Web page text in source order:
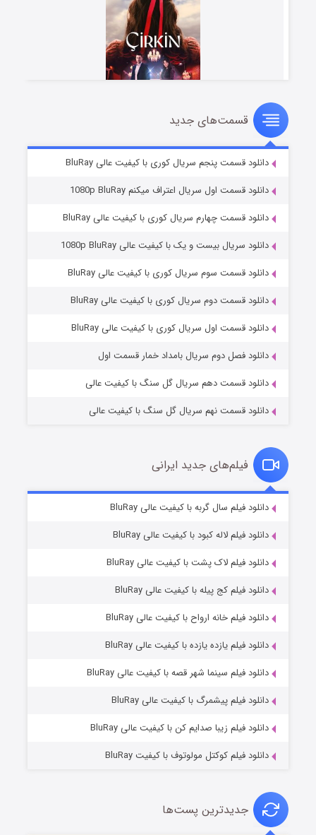
سریال زشت
قسمت۲ (زیرنویس) منتشر شد
مردگان متحرک: شهر مرده ۳
قسمت۲ (زیرنویس) منتشر شد
قسمت۷ (زیرنویس) منتشر شد
قسمت‌های جدید
دانلود قسمت پنجم سریال کوری با کیفیت عالی BluRay
دانلود قسمت اول سریال اعتراف میکنم 1080p BluRay
دانلود قسمت چهارم سریال کوری با کیفیت عالی BluRay
دانلود سریال بیست و یک با کیفیت عالی 1080p BluRay
دانلود قسمت سوم سریال کوری با کیفیت عالی BluRay
دانلود قسمت دوم سریال کوری با کیفیت عالی BluRay
دانلود قسمت اول سریال کوری با کیفیت عالی BluRay
دانلود فصل دوم سریال بامداد خمار قسمت اول
دانلود قسمت دهم سریال گل سنگ با کیفیت عالی
دانلود قسمت نهم سریال گل سنگ با کیفیت عالی
فیلم‌های جدید ایرانی
دانلود فیلم سال گربه با کیفیت عالی BluRay
دانلود فیلم لاله کبود با کیفیت عالی BluRay
دانلود فیلم لاک پشت با کیفیت عالی BluRay
دانلود فیلم کج‌ پیله با کیفیت عالی BluRay
دانلود فیلم خانه ارواح با کیفیت عالی BluRay
دانلود فیلم یازده یازده با کیفیت عالی BluRay
دانلود فیلم سینما شهر قصه با کیفیت عالی BluRay
دانلود فیلم پیشمرگ با کیفیت عالی BluRay
دانلود فیلم زیبا صدایم کن با کیفیت عالی BluRay
دانلود فیلم کوکتل مولوتوف با کیفیت BluRay
جدیدترین پست‌ها